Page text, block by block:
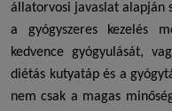
állatorvosi javaslat alapján
a gyógyszeres kezelés
kedvence gyógyulását,
diétás kutyatápés a
nem csak a magas